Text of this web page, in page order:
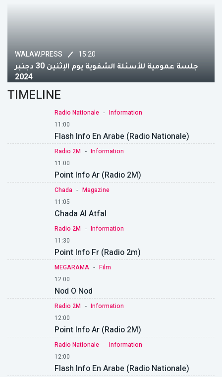
WALAW.PRESS 15:20
جلسة عمومية للأسئلة الشفوية يوم الإثنين 30 دجنبر
2024
TIMELINE
Radio Nationale - Information
11:00
Flash Info En Arabe (Radio Nationale)
Radio 2M - Information
11:00
Point Info Ar (Radio 2M)
Chada - Magazine
11:05
Chada Al Atfal
Radio 2M - Information
11:30
Point Info Fr (Radio 2m)
MEGARAMA - Film
12:00
Nod O Nod
Radio 2M - Information
12:00
Point Info Ar (Radio 2M)
Radio Nationale - Information
12:00
Flash Info En Arabe (Radio Nationale)